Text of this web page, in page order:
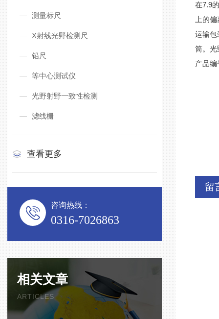
测量标尺
X射线光野检测尺
铅尺
等中心测试仪
光野射野一致性检测
滤线栅
查看更多
咨询热线：
0316-7026863
相关文章
ARTICLES
在7.9
上的
运输包
筒。光
产品编
留